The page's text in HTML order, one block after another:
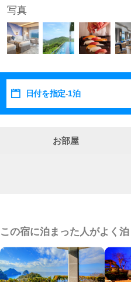
写真
日付を指定-1泊
お部屋
この宿に泊まった人がよく